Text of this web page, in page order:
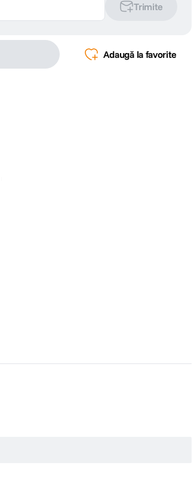
Trimite
Adaugă la favorite